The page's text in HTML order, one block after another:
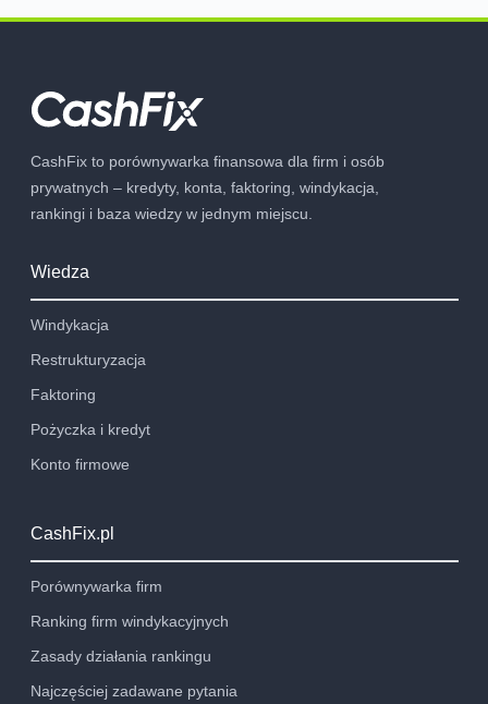
CashFix to porównywarka finansowa dla firm i osób
prywatnych – kredyty, konta, faktoring, windykacja,
rankingi i baza wiedzy w jednym miejscu.
Wiedza
Windykacja
Restrukturyzacja
Faktoring
Pożyczka i kredyt
Konto firmowe
CashFix.pl
Porównywarka firm
Ranking firm windykacyjnych
Zasady działania rankingu
Najczęściej zadawane pytania